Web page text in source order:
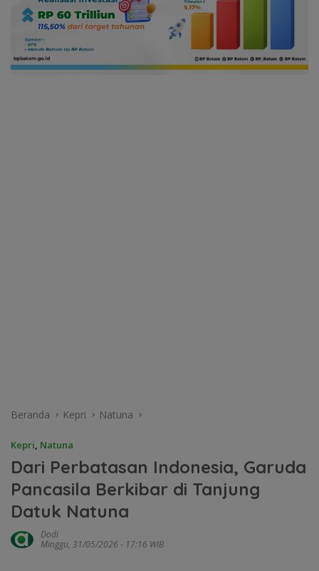
Beranda Kepri Natuna
Kepri, Natuna
Dari Perbatasan Indonesia, Garuda
Pancasila Berkibar di Tanjung
Datuk Natuna
Dodi
Minggu, 31/05/2026 - 17:16 WIB